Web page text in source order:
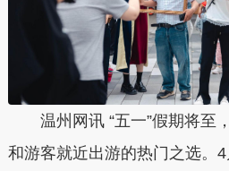
温州网讯 “五一”假期将至
和游客就近出游的热门之选。4